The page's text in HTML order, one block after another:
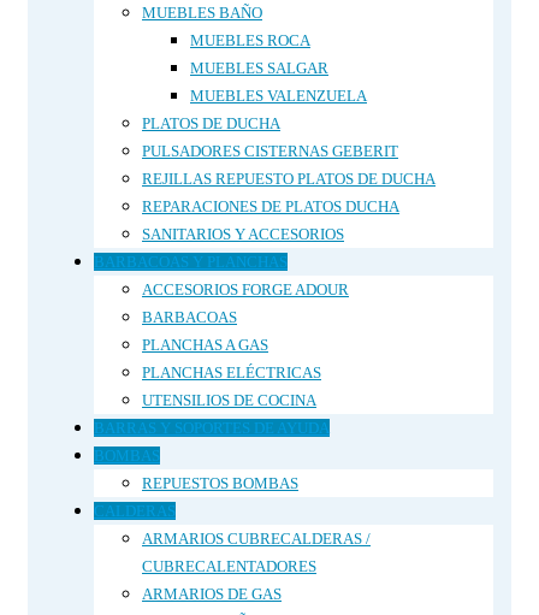
MUEBLES BAÑO
MUEBLES ROCA
MUEBLES SALGAR
MUEBLES VALENZUELA
PLATOS DE DUCHA
PULSADORES CISTERNAS GEBERIT
REJILLAS REPUESTO PLATOS DE DUCHA
REPARACIONES DE PLATOS DUCHA
SANITARIOS Y ACCESORIOS
BARBACOAS Y PLANCHAS
ACCESORIOS FORGE ADOUR
BARBACOAS
PLANCHAS A GAS
PLANCHAS ELÉCTRICAS
UTENSILIOS DE COCINA
BARRAS Y SOPORTES DE AYUDA
BOMBAS
REPUESTOS BOMBAS
CALDERAS
ARMARIOS CUBRECALDERAS /
CUBRECALENTADORES
ARMARIOS DE GAS